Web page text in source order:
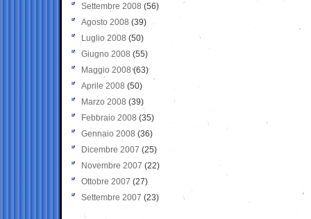
Settembre 2008 (56)
Agosto 2008 (39)
Luglio 2008 (50)
Giugno 2008 (55)
Maggio 2008(63)
Aprile 2008 (50)
Marzo 2008 (39)
Febbraio 2008 (35)
Gennaio 2008 (36)
Dicembre 2007 (25)
Novembre 2007 (22)
Ottobre 2007 (27)
Settembre 2007 (23)